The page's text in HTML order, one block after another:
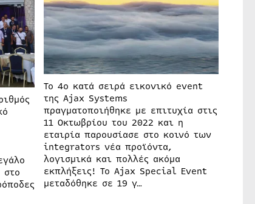
Το 4ο κατά σειρά εικονικό event
της Ajax Systems
πραγματοποιήθηκε με επιτυχία στις
11 Οκτωβρίου του 2022 και η
εταιρία παρουσίασε στο κοινό των
integrators νέα προϊόντα,
λογισμικά και πολλές ακόμα
εκπλήξεις! Το Ajax Special Event
μεταδόθηκε σε 19 γ…